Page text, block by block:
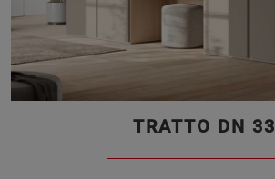
TRATTO DN 33